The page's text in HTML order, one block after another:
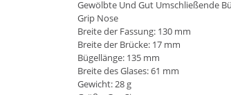
Gewölbte Und Gut Umschließende
Grip Nose
Breite der Fassung: 130 mm
Breite der Brücke: 17 mm
Bügellänge: 135 mm
Breite des Glases: 61 mm
Gewicht: 28 g